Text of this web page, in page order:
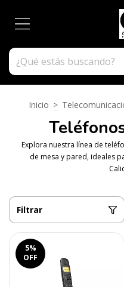
Inicio >
Explora nuestra línea de
de mesa y pared, ideales
Filtrar
5%
OFF